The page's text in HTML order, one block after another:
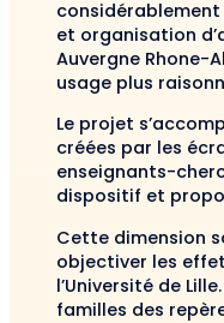
et organisation
Auvergne Rhone-
usage plus
Le projet
créées par les
enseignants-
dispositif et
Cette dimension
objectiver les
l’Université de
familles des